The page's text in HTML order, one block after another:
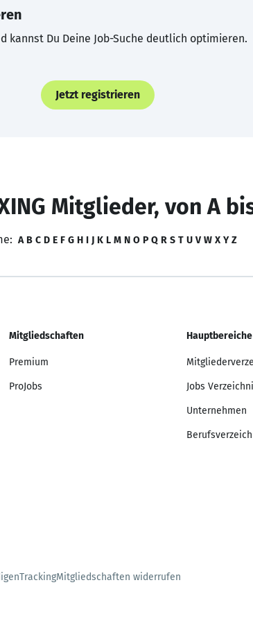
kannst Du Deine Job-Suche deutlich optimieren.
Jetzt registrieren
Mitglieder, von A
A B C D E F G H I J K L M N O P Q R S T U V W X Y Z
Mitgliedschaften
Premium
ProJobs
Hauptbereiche
Jobs
Unternehmen
TrackingMitgliedschaften widerrufen